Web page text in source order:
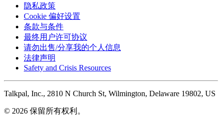
隐私政策
Cookie 偏好设置
条款与条件
最终用户许可协议
请勿出售/分享我的个人信息
法律声明
Safety and Crisis Resources
Talkpal, Inc., 2810 N Church St, Wilmington, Delaware 19802, US
© 2026 保留所有权利。